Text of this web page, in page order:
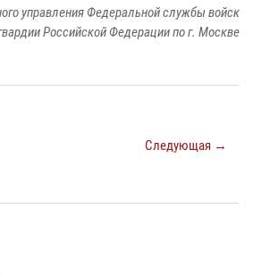
управления Федеральной службы войск
Российской Федерации по г. Москве
Следующая →